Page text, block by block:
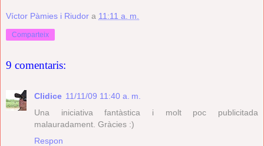
Víctor Pàmies i Riudor a 11:11 a. m.
Comparteix
9 comentaris:
Clidice 11/11/09 11:40 a. m.
Una iniciativa fantàstica i molt poc publicitada
malauradament. Gràcies :)
Respon